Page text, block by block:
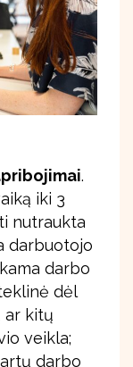
.
iki 3
nutraukta
darbuotojo
darbo
dėl
ar kitų
veikla;
darbo